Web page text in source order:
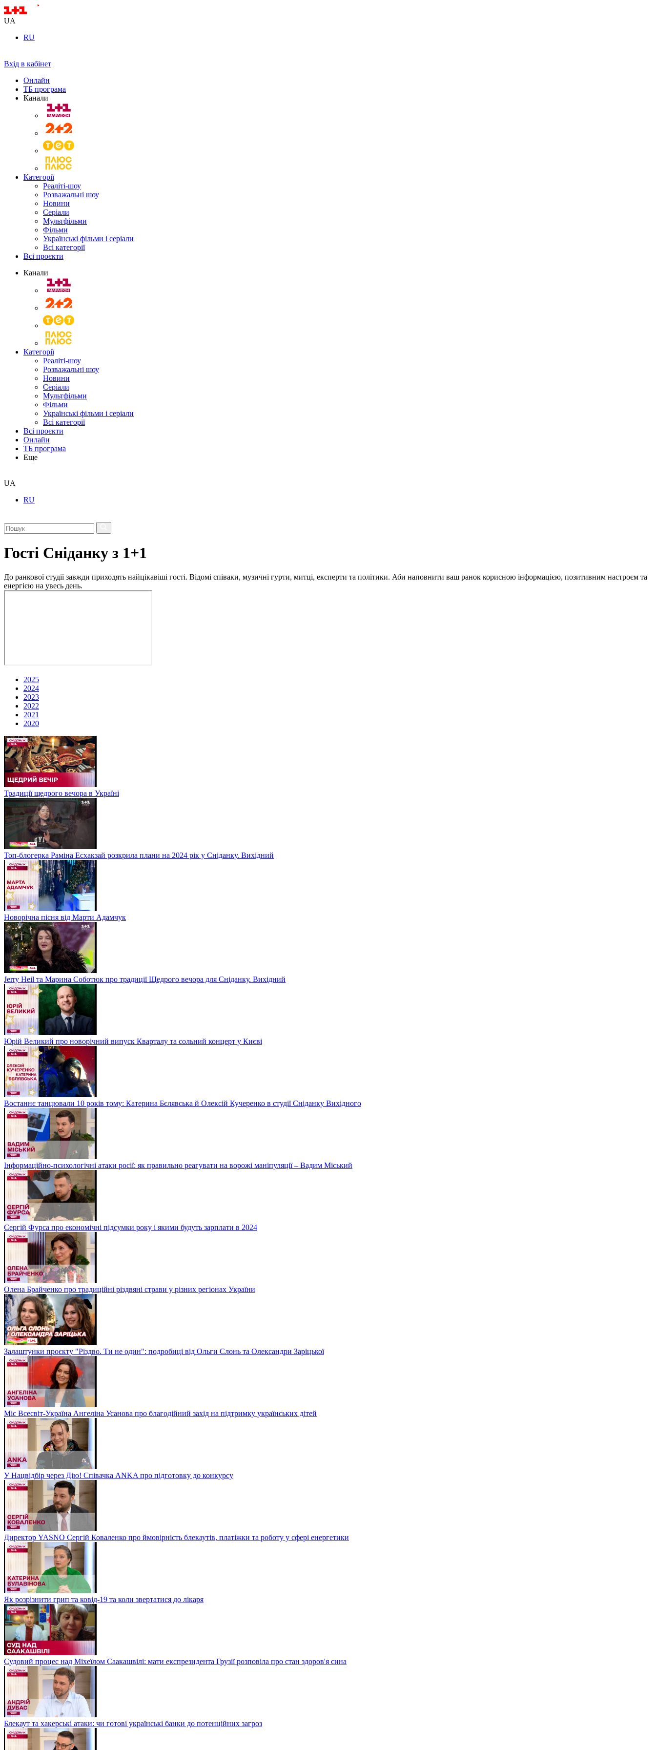
UA
RU
Вхід в кабінет
Онлайн
ТБ програма
Канали
Категорії
Реаліті-шоу
Розважальні шоу
Новини
Серіали
Мультфільми
Фільми
Українські фільми і серіали
Всі категорії
Всі проєкти
Канали
Категорії
Реаліті-шоу
Розважальні шоу
Новини
Серіали
Мультфільми
Фільми
Українські фільми і серіали
Всі категорії
Всі проєкти
Онлайн
ТБ програма
Еще
UA
RU
Гості Сніданку з 1+1
До ранкової студії завжди приходять найцікавіші гості. Відомі співаки, музичні гурти, митці, експерти та політики. Аби наповнити ваш ранок корисною інформацією, позитивним настроєм та
енергією на увесь день.
2025
2024
2023
2022
2021
2020
Традиції щедрого вечора в Україні
Топ-блогерка Раміна Есхакзай розкрила плани на 2024 рік у Сніданку. Вихідний
Новорічна пісня від Марти Адамчук
Jerry Heil та Марина Соботюк про традиції Щедрого вечора для Сніданку. Вихідний
Юрій Великий про новорічний випуск Кварталу та сольний концерт у Києві
Востаннє танцювали 10 років тому: Катерина Бєлявська й Олексій Кучеренко в студії Сніданку Вихідного
Інформаційно-психологічні атаки росії: як правильно реагувати на ворожі маніпуляції – Вадим Міський
Сергій Фурса про економічні підсумки року і якими будуть зарплати в 2024
Олена Брайченко про традиційні різдвяні страви у різних регіонах України
Залаштунки проєкту "Різдво. Ти не один": подробиці від Ольги Слонь та Олександри Заріцької
Міс Всесвіт-Україна Ангеліна Усанова про благодійний захід на підтримку українських дітей
У Нацвідбір через Дію! Співачка ANKA про підготовку до конкурсу
Директор YASNO Сергій Коваленко про ймовірність блекаутів, платіжки та роботу у сфері енергетики
Як розрізнити грип та ковід-19 та коли звертатися до лікаря
Судовий процес над Міхеїлом Саакашвілі: мати експрезидента Грузії розповіла про стан здоров'я сина
Блекаут та хакерські атаки: чи готові українські банки до потенційних загроз